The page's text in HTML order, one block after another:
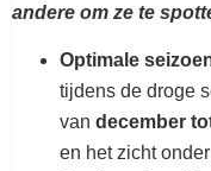
andere om ze te
Optimale
tijdens de droge
van december
en het zicht